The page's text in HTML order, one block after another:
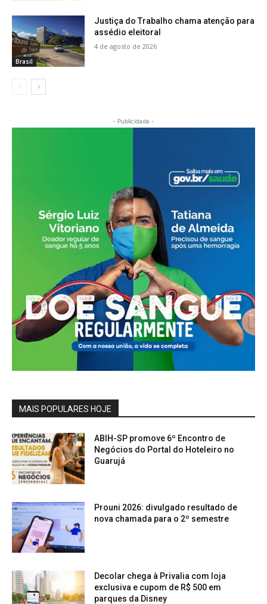
Brasil
Justiça do Trabalho chama atenção para
assédio eleitoral
4 de agosto de 2026
- Publicidade -
MAIS POPULARES HOJE
ABIH-SP promove 6º Encontro de
Negócios do Portal do Hoteleiro no
Guarujá
Prouni 2026: divulgado resultado de
nova chamada para o 2º semestre
Decolar chega à Privalia com loja
exclusiva e cupom de R$ 500 em
parques da Disney